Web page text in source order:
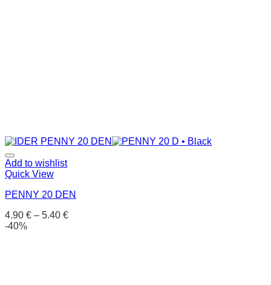
Add to wishlist
Quick View
PENNY 20 DEN
4.90 € – 5.40 €
-40%